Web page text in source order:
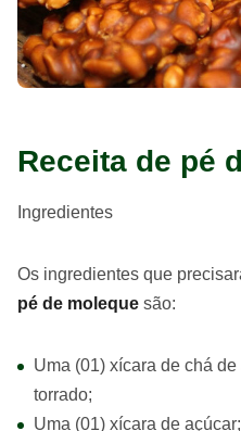
Receita de pé
Ingredientes
Os ingredientes que
pé de moleque são:
Uma (01) xícara de chá
torrado;
Uma (01) xícara de açúcar;